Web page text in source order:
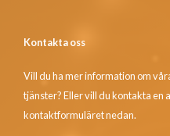
Kontakta oss
Vill du ha mer information om
tjänster? Eller vill du kontakta en
kontaktformuläret nedan.